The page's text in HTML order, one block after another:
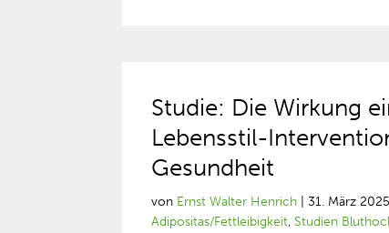
Studie: Die Wirkung
Lebensstil-
Gesundheit
von Ernst Walter Henrich |31. März 2025
Adipositas/Fettleibigkeit, Studien